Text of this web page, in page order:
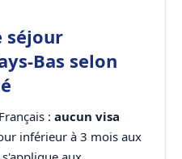
séjour
Bas selon
: aucun visa
inférieur à 3 mois aux